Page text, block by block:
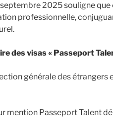
2025 souligne
professionnelle,
des visas « Passeport
générale des étrangers
mention Passeport Talent